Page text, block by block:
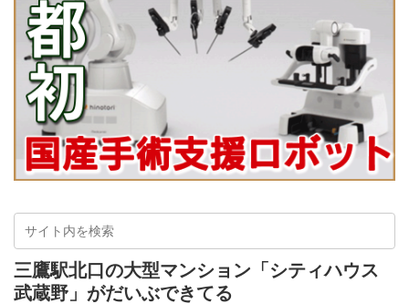
三鷹駅北口の大型マンション「シティハウス
武蔵野」がだいぶできてる